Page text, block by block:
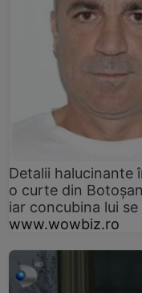
Detalii halucinante
o curte din
iar concubina lui
www.wowbiz.ro